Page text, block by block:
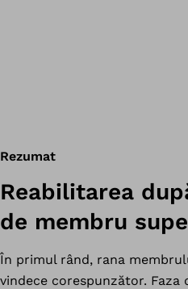
Rezumat
Reabilitarea
de membru
În primul rând, rana
vindece corespunzător.